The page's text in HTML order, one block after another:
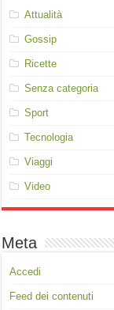
Attualità
Gossip
Ricette
Senza categoria
Sport
Tecnologia
Viaggi
Video
Meta
Accedi
Feed dei contenuti